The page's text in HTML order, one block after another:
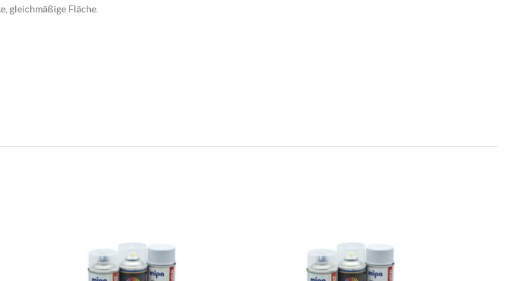
gleichmäßige Fläche.